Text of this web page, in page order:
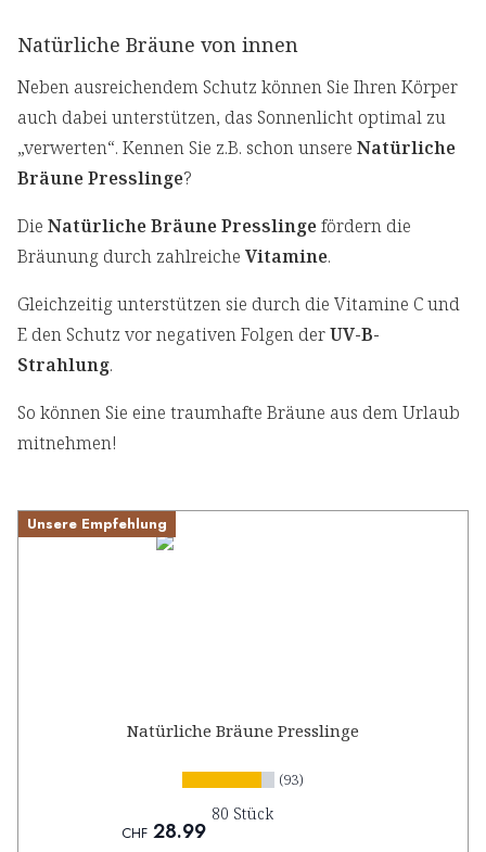
Natürliche Bräune von innen
Neben ausreichendem Schutz können Sie Ihren Körper
auch dabei unterstützen, das Sonnenlicht optimal zu
„verwerten“. Kennen Sie z.B. schon unsere Natürliche
Bräune Presslinge?
Die Natürliche Bräune Presslingefördern die
Bräunung durch zahlreiche Vitamine.
Gleichzeitig unterstützen sie durch die Vitamine C und
E den Schutz vor negativen Folgen derUV-B-
Strahlung.
So können Sie eine traumhafte Bräune aus dem Urlaub
mitnehmen!
Unsere Empfehlung
Natürliche Bräune Presslinge
(93)
80 Stück
CHF 28.99